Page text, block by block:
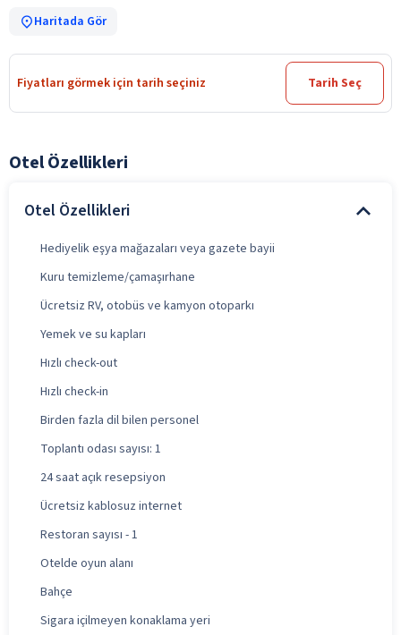
Haritada Gör
Fiyatları görmek için tarih seçiniz Tarih Seç
Otel Özellikleri
Otel Özellikleri
Hediyelik eşya mağazaları veya gazete bayii
Kuru temizleme/çamaşırhane
Ücretsiz RV, otobüs ve kamyon otoparkı
Yemek ve su kapları
Hızlı check-out
Hızlı check-in
Birden fazla dil bilen personel
Toplantı odası sayısı: 1
24 saat açık resepsiyon
Ücretsiz kablosuz internet
Restoran sayısı - 1
Otelde oyun alanı
Bahçe
Sigara içilmeyen konaklama yeri